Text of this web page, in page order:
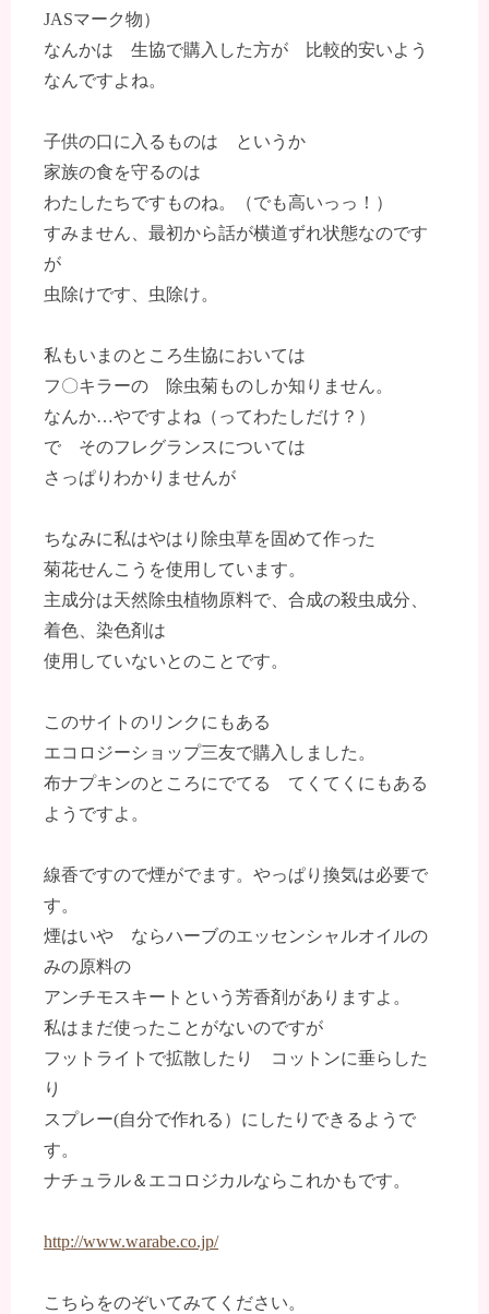
JASマーク物）
なんかは 生協で購入した方が 比較的安いよう
なんですよね。
子供の口に入るものは というか
家族の食を守るのは
わたしたちですものね。（でも高いっっ！）
すみません、最初から話が横道ずれ状態なのです
が
虫除けです、虫除け。
私もいまのところ生協においては
フ〇キラーの 除虫菊ものしか知りません。
なんか…やですよね（ってわたしだけ？）
で そのフレグランスについては
さっぱりわかりませんが
ちなみに私はやはり除虫草を固めて作った
菊花せんこうを使用しています。
主成分は天然除虫植物原料で、合成の殺虫成分、
着色、染色剤は
使用していないとのことです。
このサイトのリンクにもある
エコロジーショップ三友で購入しました。
布ナプキンのところにでてる てくてくにもある
ようですよ。
線香ですので煙がでます。やっぱり換気は必要で
す。
煙はいや ならハーブのエッセンシャルオイルの
みの原料の
アンチモスキートという芳香剤がありますよ。
私はまだ使ったことがないのですが
フットライトで拡散したり コットンに垂らした
り
スプレー(自分で作れる）にしたりできるようで
す。
ナチュラル＆エコロジカルならこれかもです。
http://www.warabe.co.jp/
こちらをのぞいてみてください。